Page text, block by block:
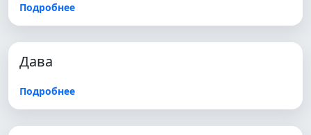
Подробнее
Дава
Подробнее